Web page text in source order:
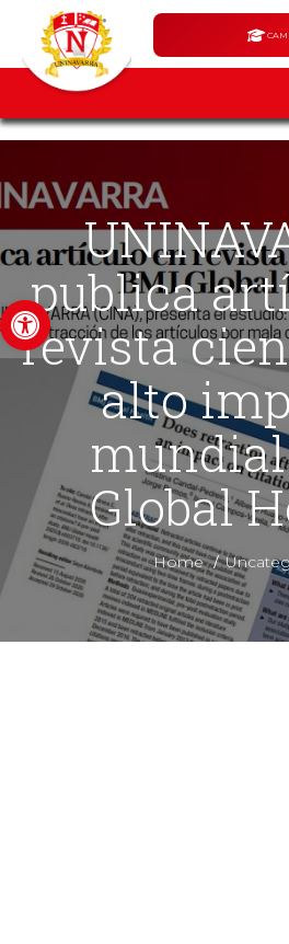
Abrir barra de
UNINAVARRA
publica
revista
alto
Global
Home/